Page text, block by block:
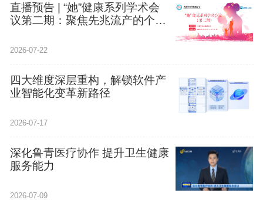
直播预告 | “她”健康系列学术会
议第二期：聚焦先兆流产的个体
2026-07-22
四大维度深层重构，解锁软件产
业智能化变革新路径
2026-07-17
深化鲁青医疗协作 提升卫生健康
服务能力
2026-07-09